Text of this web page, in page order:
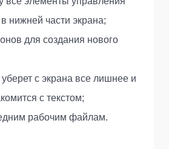
нижней части экрана;
для создания нового
с экрана все лишнее и
с текстом;
рабочим файлам.